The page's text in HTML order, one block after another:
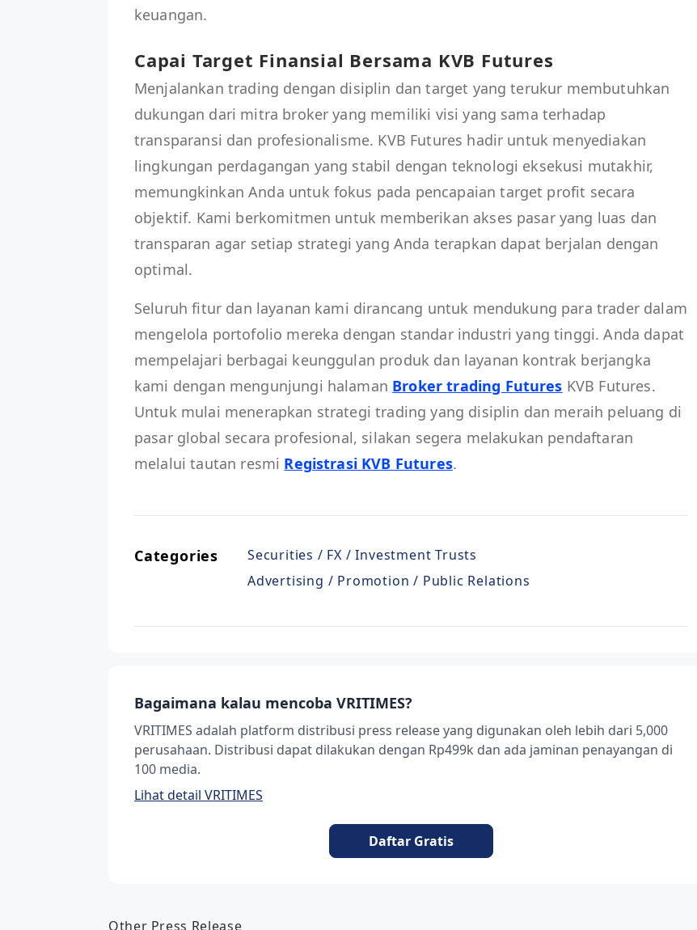
keuangan.
Capai Target Finansial Bersama KVB Futures
Menjalankan trading dengan disiplin dan target yang terukur membutuhkan
dukungan dari mitra broker yang memiliki visi yang sama terhadap
transparansi dan profesionalisme. KVB Futures hadir untuk menyediakan
lingkungan perdagangan yang stabil dengan teknologi eksekusi mutakhir,
memungkinkan Anda untuk fokus pada pencapaian target profit secara
objektif. Kami berkomitmen untuk memberikan akses pasar yang luas dan
transparan agar setiap strategi yang Anda terapkan dapat berjalan dengan
optimal.
Seluruh fitur dan layanan kami dirancang untuk mendukung para trader dalam
mengelola portofolio mereka dengan standar industri yang tinggi. Anda dapat
mempelajari berbagai keunggulan produk dan layanan kontrak berjangka
kami dengan mengunjungi halaman Broker trading Futures KVB Futures.
Untuk mulai menerapkan strategi trading yang disiplin dan meraih peluang di
pasar global secara profesional, silakan segera melakukan pendaftaran
melalui tautan resmi Registrasi KVB Futures.
Categories
Securities / FX / Investment Trusts
Advertising / Promotion / Public Relations
Bagaimana kalau mencoba VRITIMES?
VRITIMES adalah platform distribusi press release yang digunakan oleh lebih dari 5,000
perusahaan. Distribusi dapat dilakukan dengan Rp499k dan ada jaminan penayangan di
100 media.
Lihat detail VRITIMES
Daftar Gratis
Other Press Release